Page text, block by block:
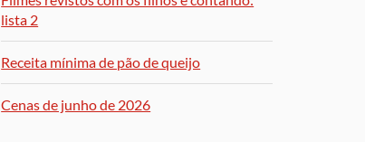
lista 2
Receita mínima de pão de queijo
Cenas de junho de 2026